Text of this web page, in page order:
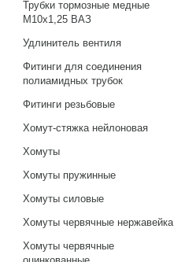
Трубки тормозные медные
М10х1,25 ВАЗ
Удлинитель вентиля
Фитинги для соединения
полиамидных трубок
Фитинги резьбовые
Хомут-стяжка нейлоновая
Хомуты
Хомуты пружинные
Хомуты силовые
Хомуты червячные нержавейка
Хомуты червячные